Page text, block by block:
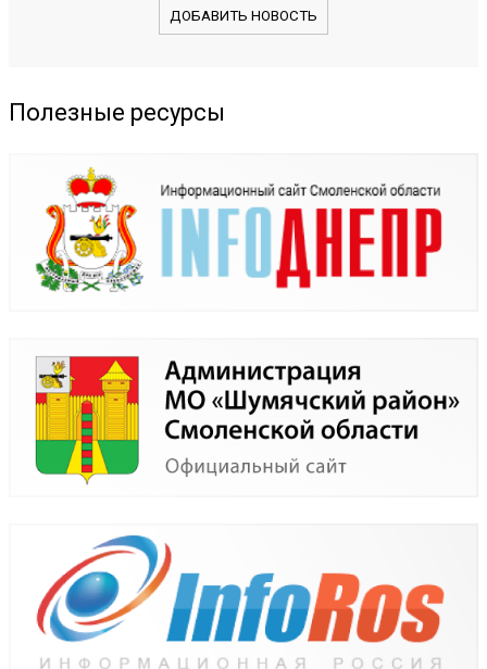
ДОБАВИТЬ НОВОСТЬ
Полезные ресурсы